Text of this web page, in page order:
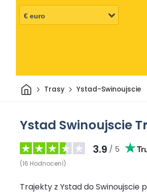
Domov
Trasy Ystad-Swinoujscie
Ystad Swinoujscie
3.9 / 5
(16 Hodnocení)
Trajekty z Ystad do Swinoujscie